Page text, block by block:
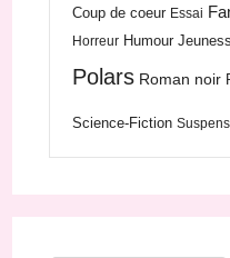
Coup de coeur Essai
Horreur Humour
Polars Roman noir
Science-Fiction